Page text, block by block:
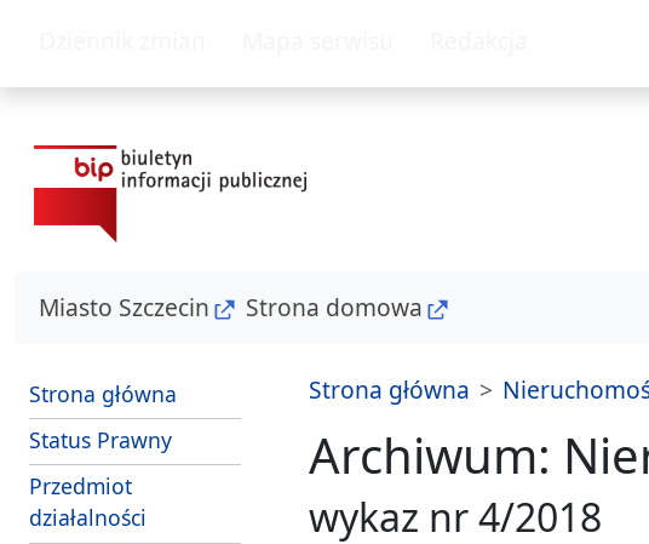
Miasto Szczecin Strona domowa
Strona główna
Status Prawny
Przedmiot
działalności
Strona główna
Archiwum:
wykaz nr 4/2018